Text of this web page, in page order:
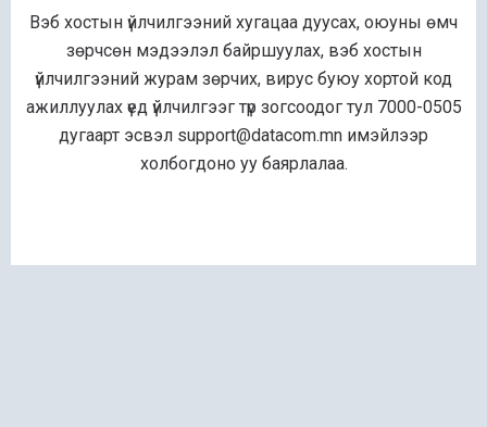
Вэб хостын үйлчилгээний хугацаа дуусах, оюуны өмч
зөрчсөн мэдээлэл байршуулах, вэб хостын
үйлчилгээний журам зөрчих, вирус буюу хортой код
ажиллуулах үед үйлчилгээг түр зогсоодог тул 7000-0505
дугаарт эсвэл support@datacom.mn имэйлээр
холбогдоно уу баярлалаа.